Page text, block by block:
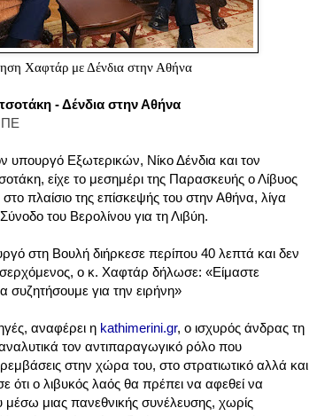
Χαφτάρ με Δένδια στην Αθήνα
- Δένδια στην Αθήνα
υπουργό Εξωτερικών, Νίκο Δένδια και τον
είχε το μεσημέρι της Παρασκευής ο Λίβυος
πλαίσιο της επίσκεψής του στην Αθήνα, λίγα
του Βερολίνου για τη Λιβύη.
στη Βουλή διήρκεσε περίπου 40 λεπτά και δεν
ο κ. Χαφτάρ δήλωσε: «Είμαστε
συζητήσουμε για την ειρήνη»
αναφέρει η kathimerini.gr, ο ισχυρός άνδρας τη
τον αντιπαραγωγικό ρόλο που
στην χώρα του, στο στρατιωτικό αλλά και
ότι ο λιβυκός λαός θα πρέπει να αφεθεί να
μέσω μιας πανεθνικής συνέλευσης, χωρίς